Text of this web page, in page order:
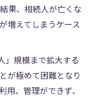
果、相続人が亡くな
増えてしまうケース
」規模まで拡大する
が極めて困難となり
用、管理ができず、